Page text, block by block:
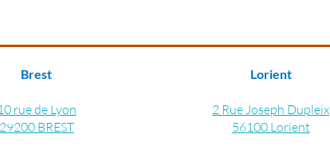
Brest
rue de Lyon
29200 BREST
Lorient
2 Rue Joseph Dupleix
56100 Lorient